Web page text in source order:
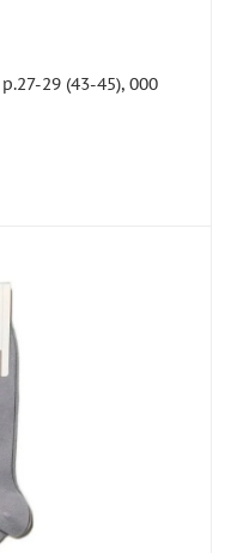
29 (43-45), 000